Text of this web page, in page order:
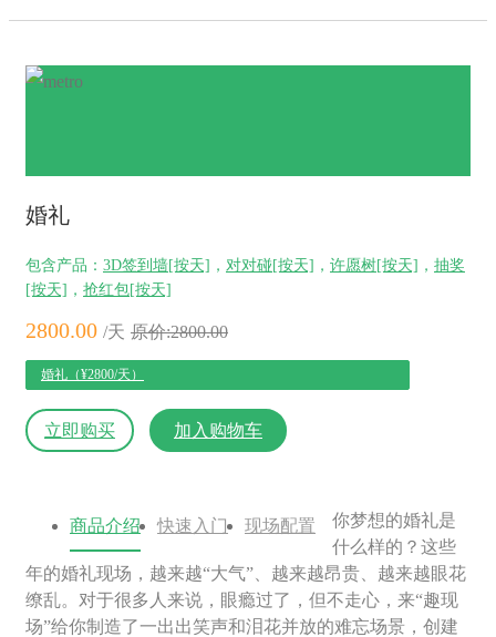
婚礼
包含产品： 3D签到墙[按天] ， 对对碰[按天] ， 许愿树[按天] ， 抽奖
[按天] ， 抢红包[按天]
2800.00 /天 原价:2800.00
婚礼（¥2800/天）
立即购买 加入购物车
商品介绍 快速入门 现场配置
你梦想的婚礼是
什么样的？这些
年的婚礼现场，越来越“大气”、越来越昂贵、越来越眼花
缭乱。对于很多人来说，眼瘾过了，但不走心，来“趣现
场”给你制造了一出出笑声和泪花并放的难忘场景，创建